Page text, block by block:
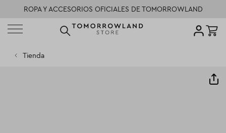
ROPA Y ACCESORIOS OFICIALES DE TOMORROWLAND
DISEÑADO PARA LA GENTE DEL MAÑANA
Tienda